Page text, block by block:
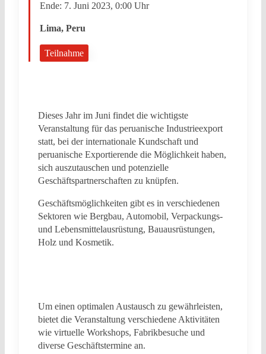
Dieses Jahr im Juni findet die wichtigste
Veranstaltung für das peruanische Industrieexport
statt, bei der internationale Kundschaft und
peruanische Exportierende die Möglichkeit haben,
sich auszutauschen und potenzielle
Geschäftspartnerschaften zu knüpfen.
Geschäftsmöglichkeiten gibt es in verschiedenen
Sektoren wie Bergbau, Automobil, Verpackungs-
und Lebensmittelausrüstung, Bauausrüstungen,
Holz und Kosmetik.
Um einen optimalen Austausch zu gewährleisten,
bietet die Veranstaltung verschiedene Aktivitäten
wie virtuelle Workshops, Fabrikbesuche und
diverse Geschäftstermine an.
Ende: 7. Juni 2023, 0:00 Uhr
Lima, Peru
Teilnahme